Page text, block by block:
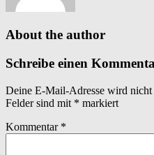
About the author
Schreibe einen
Deine E-Mail-Adresse wird
Felder sind mit * markiert
Kommentar *